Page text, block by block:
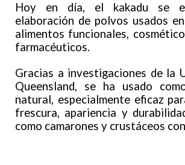
Hoy en día, el kakadu se
elaboración de polvos usados
alimentos funcionales,
farmacéuticos.
Gracias a investigaciones de la
Queensland, se ha usado
natural, especialmente eficaz
frescura, apariencia y
como camarones y crustáceos